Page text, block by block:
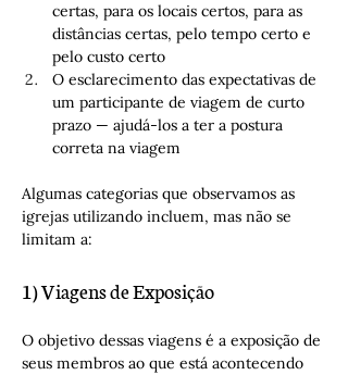
certas, para os locais certos, para as
distâncias certas, pelo tempo certo e
pelo custo certo
O esclarecimento das expectativas de
um participante de viagem de curto
prazo — ajudá-los a ter a postura
correta na viagem
Algumas categorias que observamos as
igrejas utilizando incluem, mas não se
limitam a:
1) Viagens de Exposição
O objetivo dessas viagens é a exposição de
seus membros ao que está acontecendo